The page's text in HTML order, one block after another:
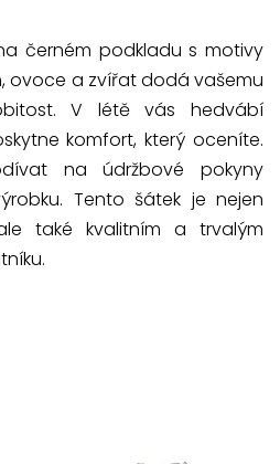
černém podkladu s motivy
ovoce a zvířat dodá vašemu
V létě vás hedvábí
komfort, který oceníte.
na údržbové pokyny
Tento šátek je nejen
také kvalitním a trvalým